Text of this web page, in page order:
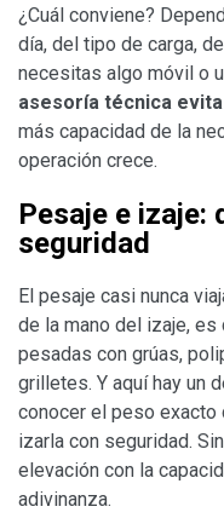
¿Cuál conviene?
día, del tipo de carga,
necesitas algo móvil o
asesoría técnica
más capacidad de la
operación crece.
Pesaje e izaje:
seguridad
El pesaje casi nunca
de la mano del izaje, es
pesadas con grúas,
grilletes. Y aquí hay un
conocer el peso exacto
izarla con seguridad.
elevación con la
adivinanza.